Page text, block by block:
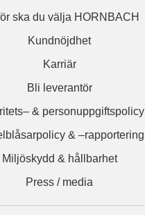
ska du välja HORNBACH
Kundnöjdhet
Karriär
Bli leverantör
& personuppgiftspolicy
& –rapportering
Miljöskydd & hållbarhet
Press / media